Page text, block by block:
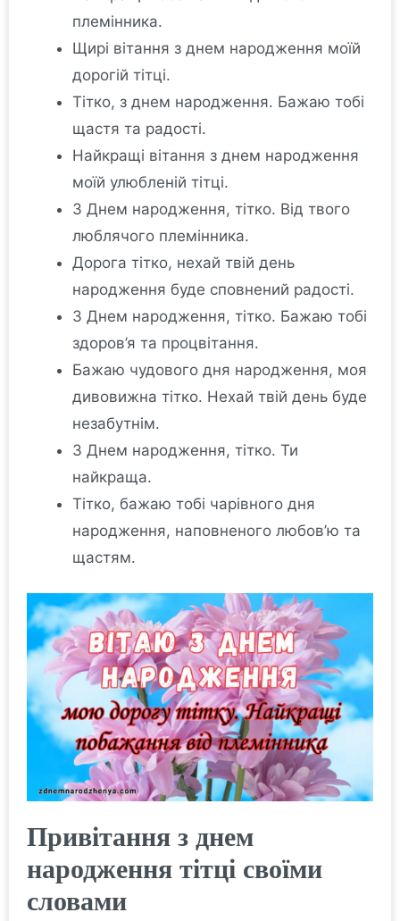
племінника.
Щирі вітання з днем народження моїй
дорогій тітці.
Тітко, з днем народження. Бажаю тобі
щастя та радості.
Найкращі вітання з днем народження
моїй улюбленій тітці.
З Днем народження, тітко. Від твого
люблячого племінника.
Дорога тітко, нехай твій день
народження буде сповнений радості.
З Днем народження, тітко. Бажаю тобі
здоров’я та процвітання.
Бажаю чудового дня народження, моя
дивовижна тітко. Нехай твій день буде
незабутнім.
З Днем народження, тітко. Ти
найкраща.
Тітко, бажаю тобі чарівного дня
народження, наповненого любов’ю та
щастям.
Привітання з днем
народження тітці своїми
словами